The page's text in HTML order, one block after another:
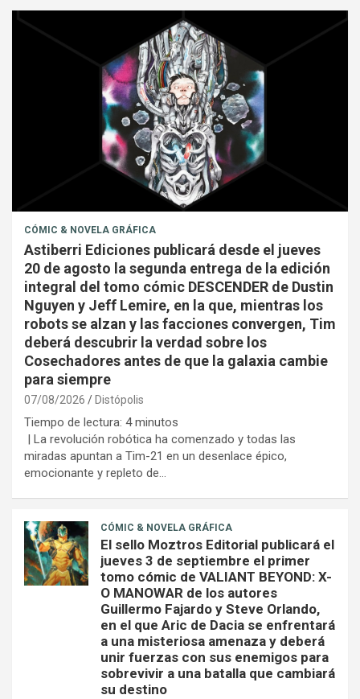
CÓMIC & NOVELA GRÁFICA
Astiberri Ediciones publicará desde el jueves
20 de agosto la segunda entrega de la edición
integral del tomo cómic DESCENDER de Dustin
Nguyen y Jeff Lemire, en la que, mientras los
robots se alzan y las facciones convergen, Tim
deberá descubrir la verdad sobre los
Cosechadores antes de que la galaxia cambie
para siempre
07/08/2026 Distópolis
Tiempo de lectura: 4 minutos
| La revolución robótica ha comenzado y todas las
miradas apuntan a Tim-21 en un desenlace épico,
emocionante y repleto de…
CÓMIC & NOVELA GRÁFICA
El sello Moztros Editorial publicará el
jueves 3 de septiembre el primer
tomo cómic de VALIANT BEYOND: X-
O MANOWAR de los autores
Guillermo Fajardo y Steve Orlando,
en el que Aric de Dacia se enfrentará
a una misteriosa amenaza y deberá
unir fuerzas con sus enemigos para
sobrevivir a una batalla que cambiará
su destino